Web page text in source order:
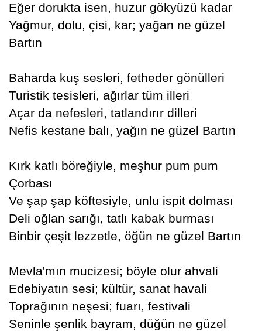
Eğer dorukta isen, huzur gökyüzü kadar
Yağmur, dolu, çisi, kar; yağan ne güzel
Bartın
Baharda kuş sesleri, fetheder gönülleri
Turistik tesisleri, ağırlar tüm illeri
Açar da nefesleri, tatlandırır dilleri
Nefis kestane balı, yağın ne güzel Bartın
Kırk katlı böreğiyle, meşhur pum pum
Çorbası
Ve şap şap köftesiyle, unlu ispit dolması
Deli oğlan sarığı, tatlı kabak burması
Binbir çeşit lezzetle, öğün ne güzel Bartın
Mevla'mın mucizesi; böyle olur ahvali
Edebiyatın sesi; kültür, sanat havali
Toprağının neşesi; fuarı, festivali
Seninle şenlik bayram, düğün ne güzel